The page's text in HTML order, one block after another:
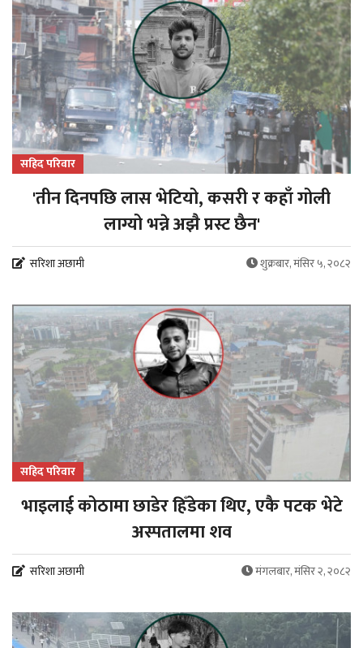
सहिद परिवार
'तीन दिनपछि लास भेटियो, कसरी र कहाँ गोली
लाग्यो भन्ने अझै प्रस्ट छैन'
सरिशा अछामी शुक्रबार, मंसिर ५, २०८२
सहिद परिवार
भाइलाई कोठामा छाडेर हिँडेका थिए, एकै पटक भेटे
अस्पतालमा शव
सरिशा अछामी मंगलबार, मंसिर २, २०८२